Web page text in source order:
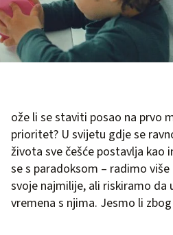
ože li se staviti posao na prvo
prioritet? U svijetu gdje se
života sve češće postavlja kao
se s paradoksom – radimo
svoje najmilije, ali riskiramo
vremena s njima. Jesmo li